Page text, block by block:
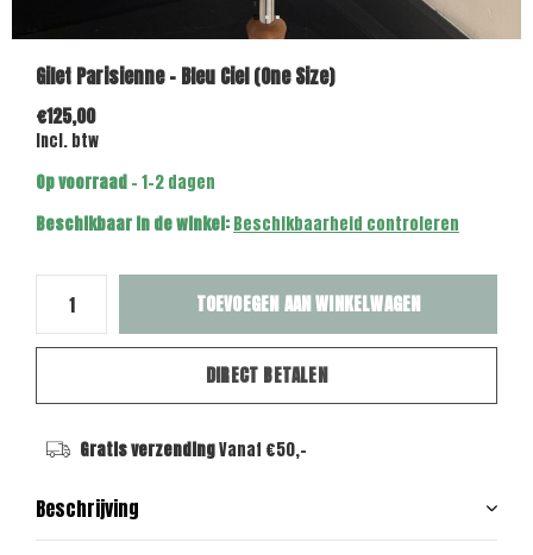
Gilet Parisienne - Bleu Ciel (One Size)
€125,00
Incl. btw
Op voorraad- 1-2 dagen
Beschikbaar in de winkel:Beschikbaarheid controleren
TOEVOEGEN AAN WINKELWAGEN
DIRECT BETALEN
Gratis verzendingVanaf €50,-
Beschrijving